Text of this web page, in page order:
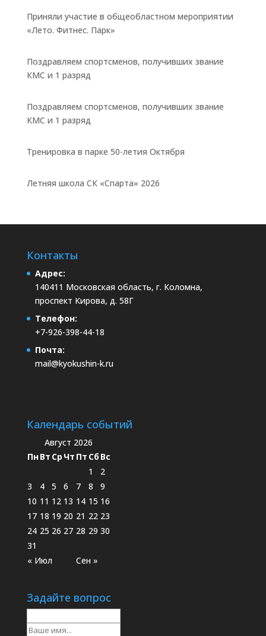
Приняли участие в общеобластном мероприятии
«Лето. Фитнес. Парк»
Поздравляем спортсменов, получивших звание
КМС и 1 разряд
Поздравляем спортсменов, получивших звание
КМС и 1 разряд
Тренировка в парке 50-летия Октября
Летняя школа СК «Спарта» 2026
Контакты
Адрес:
140411 Московская область, г. Коломна,
проспект Кирова, д. 58Г
Телефон:
+7-926-398-44-18
Почта:
mail@kyokushin-k.ru
Календарь событий
Август 2026
ПнВт Ср Чт Пт Сб Вс
« Июл Сен »
1
2
3
4 5 6 7 8
9
10 11 12 13 14 15 16
17 18 19 20 21 22 23
24 25 26 27 28 29 30
31
Задайте вопрос